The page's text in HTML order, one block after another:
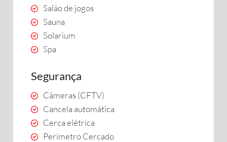
Salão de jogos
Sauna
Solarium
Spa
Segurança
Câmeras (CFTV)
Cancela automática
Cerca elétrica
Perímetro Cercado